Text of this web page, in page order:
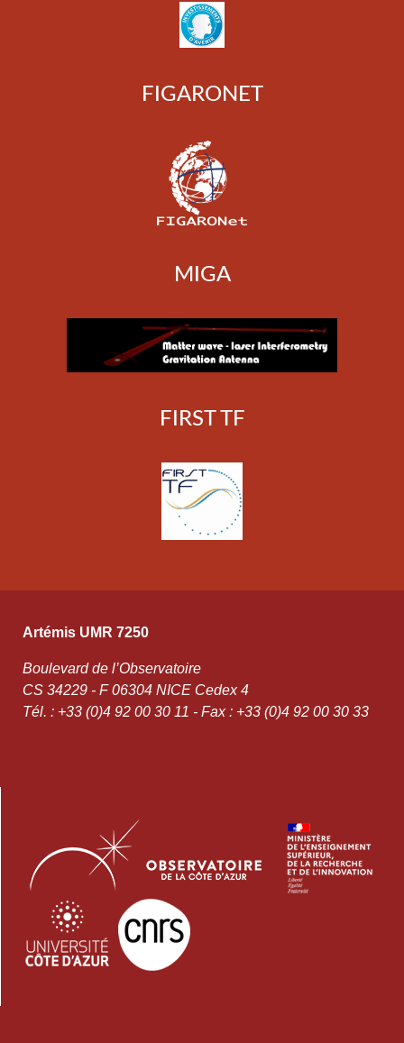
FIGARONET
MIGA
FIRST TF
Artémis UMR 7250
Boulevard de l’Observatoire
CS 34229 - F 06304 NICE Cedex 4
Tél. : +33 (0)4 92 00 30 11 - Fax : +33 (0)4 92 00 30 33